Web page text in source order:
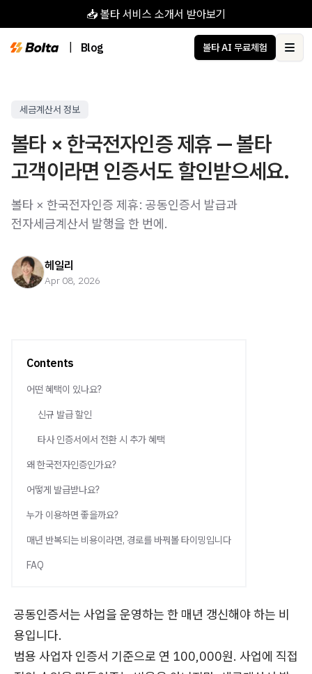
📥 볼타 서비스 소개서 받아보기
Blog 볼타 AI 무료체험
세금계산서 정보
볼타 × 한국전자인증 제휴 — 볼타
고객이라면 인증서도 할인받으세요.
볼타 × 한국전자인증 제휴: 공동인증서 발급과
전자세금계산서 발행을 한 번에.
헤일리
Apr 08, 2026
Contents
어떤 혜택이 있나요?
신규 발급 할인
타사 인증서에서 전환 시 추가 혜택
왜 한국전자인증인가요?
어떻게 발급받나요?
누가 이용하면 좋을까요?
매년 반복되는 비용이라면, 경로를 바꿔볼 타이밍입니다
FAQ
공동인증서는 사업을 운영하는 한 매년 갱신해야 하는 비
용입니다.
범용 사업자 인증서 기준으로 연 100,000원. 사업에 직접